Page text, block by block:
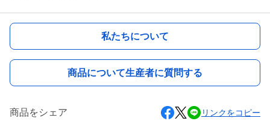
私たちについて
商品について生産者に質問する
商品をシェア リンクをコピー